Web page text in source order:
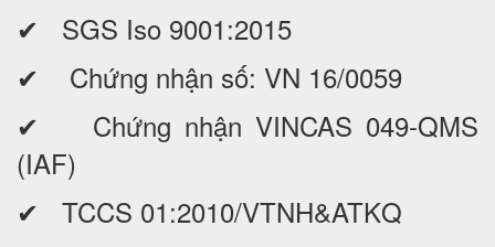
✔ SGS Iso 9001:2015
✔ Chứng nhận số: VN 16/0059
✔ Chứng nhận VINCAS 049-QMS
(IAF)
✔ TCCS 01:2010/VTNH&ATKQ